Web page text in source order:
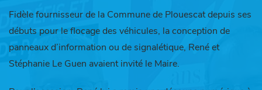
Fidèle fournisseur de la Commune de Plouescat depuis ses
débuts pour le flocage des véhicules, la conception de
panneaux d’information ou de signalétique, René et
Stéphanie Le Guen avaient invité le Maire.